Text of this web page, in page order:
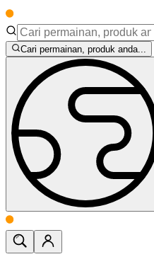
Cari permainan, produk anda...